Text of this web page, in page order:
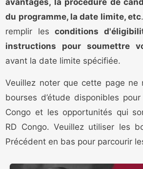
avantages, la procédure de
du programme, la date limite, etc
remplir lesconditions
instructions pour soumettre
avant la date limite spécifiée.
Veuillez noter que cette page ne
bourses d’étude disponibles
Congo et les opportunités qui
RD Congo. Veuillez utiliser les
Précédent en bas pour parcourir